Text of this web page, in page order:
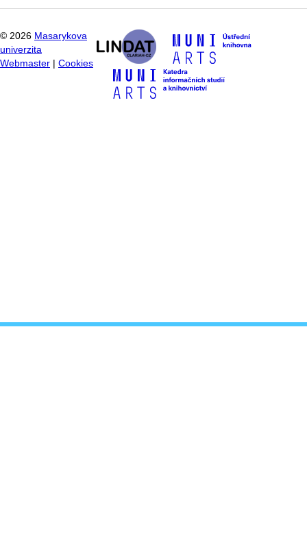
© 2026 Masarykova
univerzita
Webmaster | Cookies